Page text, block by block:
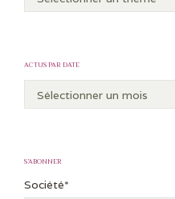
ACTUS PAR DATE
S’ABONNER
Société*